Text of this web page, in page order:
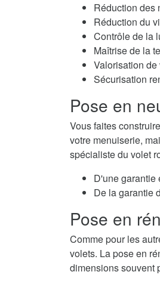
Réduction des
Réduction du
Contrôle de la
Maîtrise de la
Valorisation
Sécurisation
Pose en
Vous faites
votre menuiserie,
spécialiste du volet
D'une garantie
De la garantie
Pose en
Comme pour les
volets. La pose en
dimensions souvent